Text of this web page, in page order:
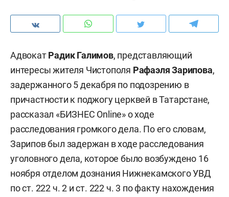
АдвокатРадик Галимов, представляющий
интересы жителя Чистополя Рафаэля Зарипова,
задержанного 5 декабря по подозрению в
причастности к поджогу церквей в Татарстане,
рассказал «БИЗНЕС Online» о ходе
расследования громкого дела. По его словам,
Зарипов был задержан в ходе расследования
уголовного дела, которое было возбуждено 16
ноября отделом дознания Нижнекамского УВД
по ст. 222 ч. 2 и ст. 222 ч. 3 по факту нахождения